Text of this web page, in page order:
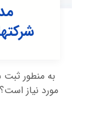
به منطور
مورد نیاز